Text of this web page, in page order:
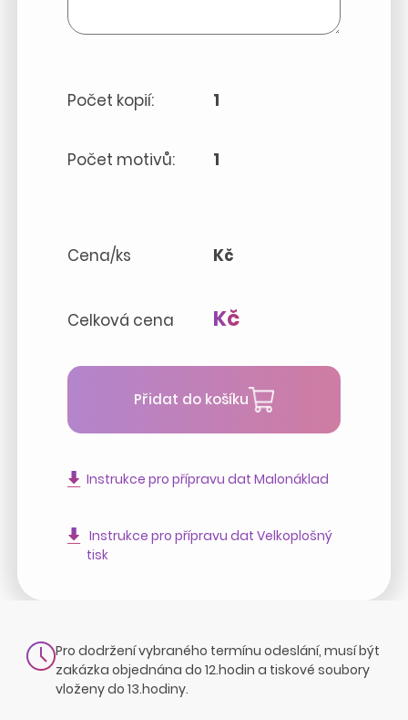
Počet kopií: 1
Počet motivů: 1
Cena/ks Kč
Celková cena Kč
Přidat do košíku
Instrukce pro přípravu dat Malonáklad
Instrukce pro přípravu dat Velkoplošný
tisk
Pro dodržení vybraného termínu odeslání, musí být
zakázka objednána do 12.hodin a tiskové soubory
vloženy do 13.hodiny.